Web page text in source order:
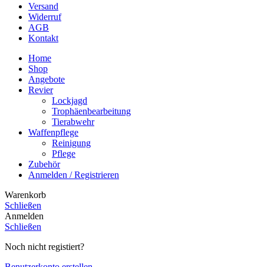
Versand
Widerruf
AGB
Kontakt
Home
Shop
Angebote
Revier
Lockjagd
Trophäenbearbeitung
Tierabwehr
Waffenpflege
Reinigung
Pflege
Zubehör
Anmelden / Registrieren
Warenkorb
Schließen
Anmelden
Schließen
Noch nicht registiert?